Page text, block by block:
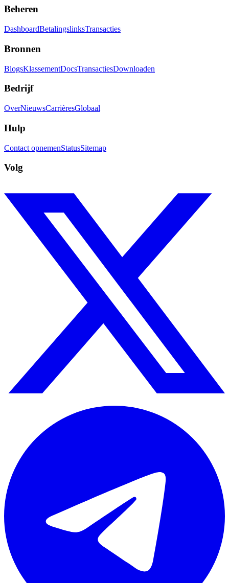
Beheren
DashboardBetalingslinksTransacties
Bronnen
BlogsKlassementDocsTransactiesDownloaden
Bedrijf
OverNieuwsCarrièresGlobaal
Hulp
Contact opnemenStatusSitemap
Volg